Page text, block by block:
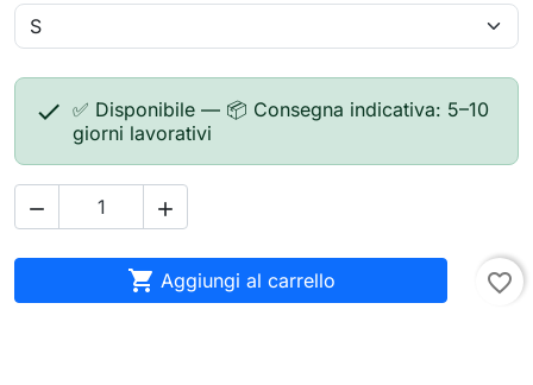
 ✅ Disponibile — 📦 Consegna indicativa: 5–10
giorni lavorativi
 
 Aggiungi al carrello favorite_border